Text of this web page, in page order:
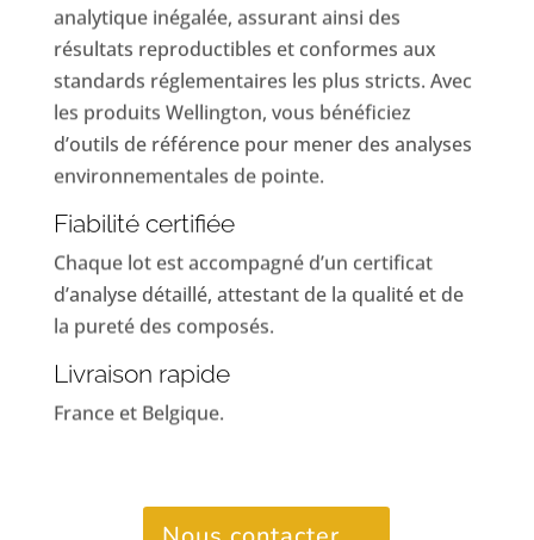
analytique inégalée, assurant ainsi des
résultats reproductibles et conformes aux
standards réglementaires les plus stricts. Avec
les produits Wellington, vous bénéficiez
d’outils de référence pour mener des analyses
environnementales de pointe.
Fiabilité certifiée
Chaque lot est accompagné d’un certificat
d’analyse détaillé, attestant de la qualité et de
la pureté des composés.
Livraison rapide
France et Belgique.